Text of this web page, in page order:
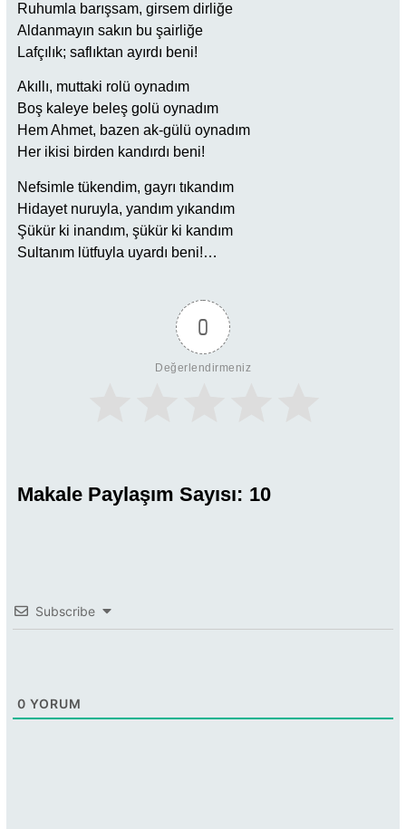
Ruhumla barışsam, girsem dirliğe
Aldanmayın sakın bu şairliğe
Lafçılık; saflıktan ayırdı beni!
Akıllı, muttaki rolü oynadım
Boş kaleye beleş golü oynadım
Hem Ahmet, bazen ak-gülü oynadım
Her ikisi birden kandırdı beni!
Nefsimle tükendim, gayrı tıkandım
Hidayet nuruyla, yandım yıkandım
Şükür ki inandım, şükür ki kandım
Sultanım lütfuyla uyardı beni!…
0
Değerlendirmeniz
Makale Paylaşım Sayısı: 10
Subscribe
0 YORUM